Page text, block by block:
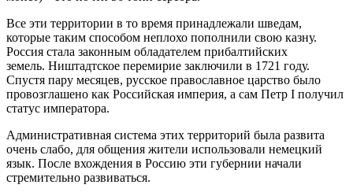
Все эти территории в то время принадлежали шведам,
которые таким способом неплохо пополнили свою казну.
Россия стала законным обладателем прибалтийских
земель. Ништадтское перемирие заключили в 1721 году.
Спустя пару месяцев, русское православное царство было
провозглашено как Российская империя, а сам Петр I получил
статус императора.
Административная система этих территорий была развита
очень слабо, для общения жители использовали немецкий
язык. После вхождения в Россию эти губернии начали
стремительно развиваться.